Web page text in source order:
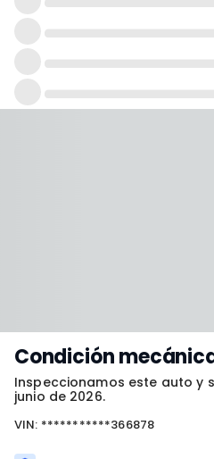
Condición
Inspeccionamos este auto y
junio de 2026.
VIN: ***********366878